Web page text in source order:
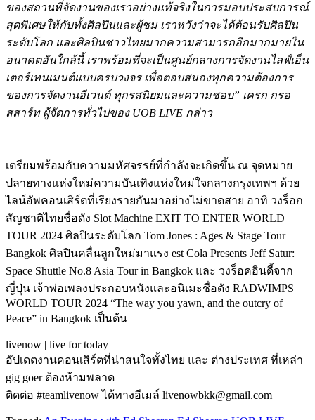
ของสถานที่จัดงานของเราอย่างแท้จริงในการมอบประสบการณ์
สุดพิเศษให้กับทั้งศิลปินและผู้ชม เราหวังว่าจะได้ต้อนรับศิลปิน
ระดับโลก และศิลปินชาวไทยมากความสามารถอีกมากมายใน
อนาคตอันใกล้นี้ เราพร้อมที่จะเป็นศูนย์กลางการจัดงานไลฟ์เอ็น
เตอร์เทนเมนต์แบบครบวงจร เพื่อตอบสนองทุกความต้องการ
ของการจัดงานอีเวนต์ ทุกรสนิยมและความชอบ” เครก กรอ
สสาร์ท ผู้จัดการทั่วไปของ UOB LIVE กล่าว
เตรียมพร้อมกับความมหัศจรรย์ที่กำลังจะเกิดขึ้น ณ จุดหมาย
ปลายทางแห่งใหม่ความบันเทิงแห่งใหม่ใจกลางกรุงเทพฯ ด้วย
ไลน์อัพคอนเสิร์ตที่เรียงรายกันมาอย่างไม่ขาดสาย อาทิ วงร็อก
สัญชาติไทยชื่อดัง Slot Machine EXIT TO ENTER WORLD
TOUR 2024 ศิลปินระดับโลก Tom Jones : Ages & Stage Tour –
Bangkok ศิลปินคลื่นลูกใหม่มาแรง est Cola Presents Jeff Satur:
Space Shuttle No.8 Asia Tour in Bangkok และ วงร็อคอินดี้จาก
ญี่ปุ่น เจ้าพ่อเพลงประกอบหนังและอนิเมะชื่อดัง RADWIMPS
WORLD TOUR 2024 “The way you yawn, and the outcry of
Peace” in Bangkok เป็นต้น
livenow | live for today
อัปเดตงานคอนเสิร์ตที่น่าสนใจทั้งไทย และ ต่างประเทศ ที่เหล่า
gig goer ต้องห้ามพลาด
ติดต่อ #teamlivenow ได้ทางอีเมล์ livenowbkk@gmail.com